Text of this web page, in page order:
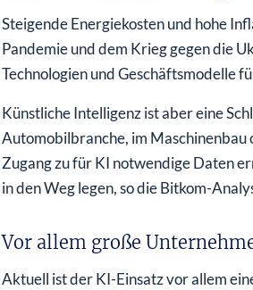
Steigende Energiekosten und hohe
Pandemie und dem Krieg gegen die
Technologien und Geschäftsmodelle
Künstliche Intelligenz ist aber eine
Automobilbranche, im Maschinenbau
Zugang zu für KI notwendige Daten
in den Weg legen, so die Bitkom-
Vor allem große
Aktuell ist der KI-Einsatz vor allem